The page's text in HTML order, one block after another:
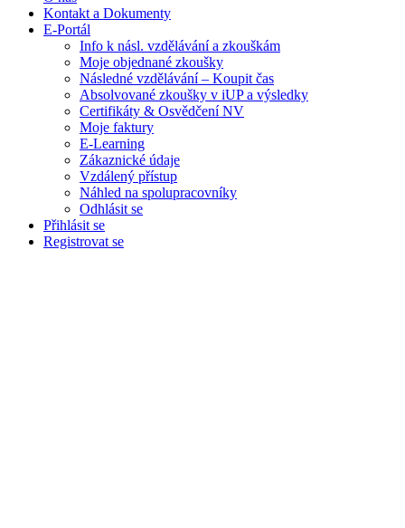
Kontakt a Dokumenty
E-Portál
Info k násl. vzdělávání a zkouškám
Moje objednané zkoušky
Následné vzdělávání – Koupit čas
Absolvované zkoušky v iUP a výsledky
Certifikáty & Osvědčení NV
Moje faktury
E-Learning
Zákaznické údaje
Vzdálený přístup
Náhled na spolupracovníky
Odhlásit se
Přihlásit se
Registrovat se